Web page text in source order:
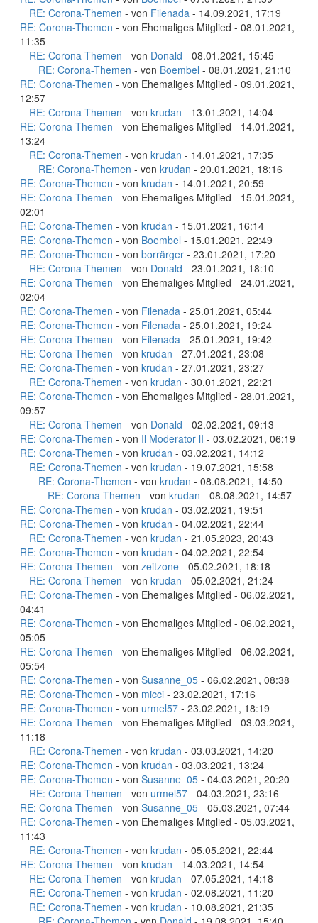
RE: Corona-Themen - von Filenada - 14.09.2021, 17:19
RE: Corona-Themen - von Ehemaliges Mitglied - 08.01.2021,
11:35
RE: Corona-Themen - von Donald - 08.01.2021, 15:45
RE: Corona-Themen - von Boembel - 08.01.2021, 21:10
RE: Corona-Themen - von Ehemaliges Mitglied - 09.01.2021,
12:57
RE: Corona-Themen - von krudan - 13.01.2021, 14:04
RE: Corona-Themen - von Ehemaliges Mitglied - 14.01.2021,
13:24
RE: Corona-Themen - von krudan - 14.01.2021, 17:35
RE: Corona-Themen - von krudan - 20.01.2021, 18:16
RE: Corona-Themen - von krudan - 14.01.2021, 20:59
RE: Corona-Themen - von Ehemaliges Mitglied - 15.01.2021,
02:01
RE: Corona-Themen - von krudan - 15.01.2021, 16:14
RE: Corona-Themen - von Boembel - 15.01.2021, 22:49
RE: Corona-Themen - von borrärger - 23.01.2021, 17:20
RE: Corona-Themen - von Donald - 23.01.2021, 18:10
RE: Corona-Themen - von Ehemaliges Mitglied - 24.01.2021,
02:04
RE: Corona-Themen - von Filenada - 25.01.2021, 05:44
RE: Corona-Themen - von Filenada - 25.01.2021, 19:24
RE: Corona-Themen - von Filenada - 25.01.2021, 19:42
RE: Corona-Themen - von krudan - 27.01.2021, 23:08
RE: Corona-Themen - von krudan - 27.01.2021, 23:27
RE: Corona-Themen - von krudan - 30.01.2021, 22:21
RE: Corona-Themen - von Ehemaliges Mitglied - 28.01.2021,
09:57
RE: Corona-Themen - von Donald - 02.02.2021, 09:13
RE: Corona-Themen - von Il Moderator lI - 03.02.2021, 06:19
RE: Corona-Themen - von krudan - 03.02.2021, 14:12
RE: Corona-Themen - von krudan - 19.07.2021, 15:58
RE: Corona-Themen - von krudan - 08.08.2021, 14:50
RE: Corona-Themen - von krudan - 08.08.2021, 14:57
RE: Corona-Themen - von krudan - 03.02.2021, 19:51
RE: Corona-Themen - von krudan - 04.02.2021, 22:44
RE: Corona-Themen - von krudan - 21.05.2023, 20:43
RE: Corona-Themen - von krudan - 04.02.2021, 22:54
RE: Corona-Themen - von zeitzone - 05.02.2021, 18:18
RE: Corona-Themen - von krudan - 05.02.2021, 21:24
RE: Corona-Themen - von Ehemaliges Mitglied - 06.02.2021,
04:41
RE: Corona-Themen - von Ehemaliges Mitglied - 06.02.2021,
05:05
RE: Corona-Themen - von Ehemaliges Mitglied - 06.02.2021,
05:54
RE: Corona-Themen - von Susanne_05 - 06.02.2021, 08:38
RE: Corona-Themen - von micci - 23.02.2021, 17:16
RE: Corona-Themen - von urmel57 - 23.02.2021, 18:19
RE: Corona-Themen - von Ehemaliges Mitglied - 03.03.2021,
11:18
RE: Corona-Themen - von krudan - 03.03.2021, 14:20
RE: Corona-Themen - von krudan - 03.03.2021, 13:24
RE: Corona-Themen - von Susanne_05 - 04.03.2021, 20:20
RE: Corona-Themen - von urmel57 - 04.03.2021, 23:16
RE: Corona-Themen - von Susanne_05 - 05.03.2021, 07:44
RE: Corona-Themen - von Ehemaliges Mitglied - 05.03.2021,
11:43
RE: Corona-Themen - von krudan - 05.05.2021, 22:44
RE: Corona-Themen - von krudan - 14.03.2021, 14:54
RE: Corona-Themen - von krudan - 07.05.2021, 14:18
RE: Corona-Themen - von krudan - 02.08.2021, 11:20
RE: Corona-Themen - von krudan - 10.08.2021, 21:35